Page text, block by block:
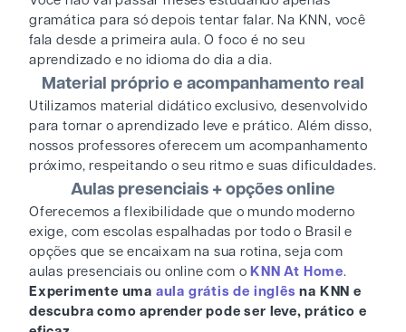
gramática para só depois tentar falar. Na KNN, você
fala desde a primeira aula. O foco é no seu
aprendizado e no idioma do dia a dia.
Material próprio e acompanhamento real
Utilizamos material didático exclusivo, desenvolvido
para tornar o aprendizado leve e prático. Além disso,
nossos professores oferecem um acompanhamento
próximo, respeitando o seu ritmo e suas dificuldades.
Aulas presenciais + opções online
Oferecemos a flexibilidade que o mundo moderno
exige, com escolas espalhadas por todo o Brasil e
opções que se encaixam na sua rotina, seja com
aulas presenciais ou online com o KNN At Home.
Experimente uma aula grátis de inglês na KNN e
descubra como aprender pode ser leve, prático e